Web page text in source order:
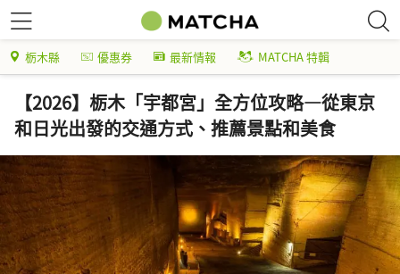
栃木縣 優惠券 最新情報 MATCHA 特輯
【2026】栃木「宇都宮」全方位攻略—從東京
和日光出發的交通方式、推薦景點和美食